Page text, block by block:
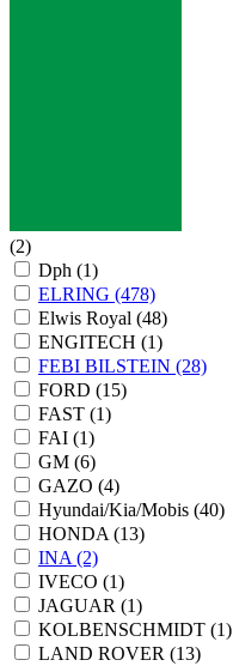
(2)
Dph (1)
ELRING (478)
Elwis Royal (48)
ENGITECH (1)
FEBI BILSTEIN (28)
FORD (15)
FAST (1)
FAI (1)
GM (6)
GAZO (4)
Hyundai/Kia/Mobis (40)
HONDA (13)
INA (2)
IVECO (1)
JAGUAR (1)
KOLBENSCHMIDT (1)
LAND ROVER (13)